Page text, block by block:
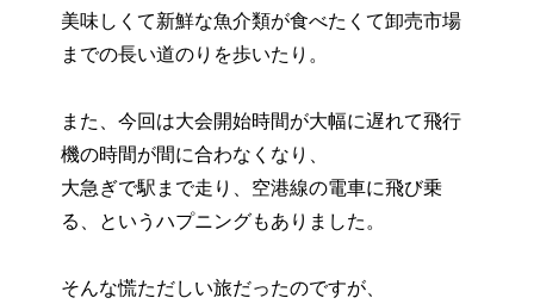
美味しくて新鮮な魚介類が食べたくて卸売市場
までの長い道のりを歩いたり。
また、今回は大会開始時間が大幅に遅れて飛行
機の時間が間に合わなくなり、
大急ぎで駅まで走り、空港線の電車に飛び乗
る、というハプニングもありました。
そんな慌ただしい旅だったのですが、